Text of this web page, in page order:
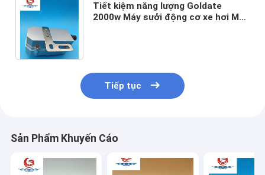
Tiết kiệm năng lượng Goldate
2000w Máy sưởi động cơ xe hơi Máy
Tiếp tục
Sản Phẩm Khuyến Cáo